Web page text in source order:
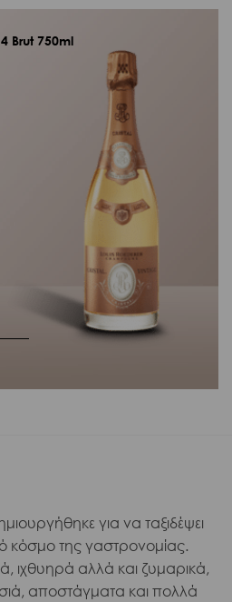
Brut 750ml
για να ταξιδέψει
κόσμο της γαστρονομίας.
ιχθυηρά αλλά και ζυμαρικά,
αποστάγματα και πολλά